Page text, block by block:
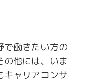
で働きたい方の
他には、いま
キャリアコンサ